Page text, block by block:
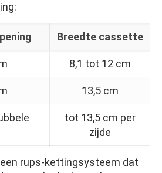
Breedte cassette
8,1 tot 12 cm
13,5 cm
tot 13,5 cm per
zijde
rups-kettingsysteem dat